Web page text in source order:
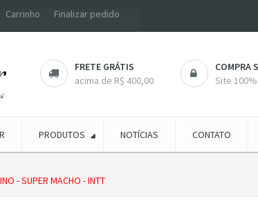
Carrinho Finalizar pedido
FRETE GRÁTIS
acima de R$ 400,00
COMPRA
Site
PRODUTOS NOTÍCIAS CONTATO
- SUPER MACHO - INTT